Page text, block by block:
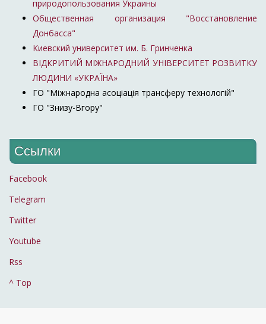
природопользования Украины
Общественная организация "Восстановление
Донбасса"
Киевский университет им. Б. Гринченка
ВІДКРИТИЙ МІЖНАРОДНИЙ УНІВЕРСИТЕТ РОЗВИТКУ
ЛЮДИНИ «УКРАЇНА»
ГО "Міжнародна асоціація трансферу технологій"
ГО "Знизу-Вгору"
Ссылки
Facebook
Telegram
Twitter
Youtube
Rss
^ Top